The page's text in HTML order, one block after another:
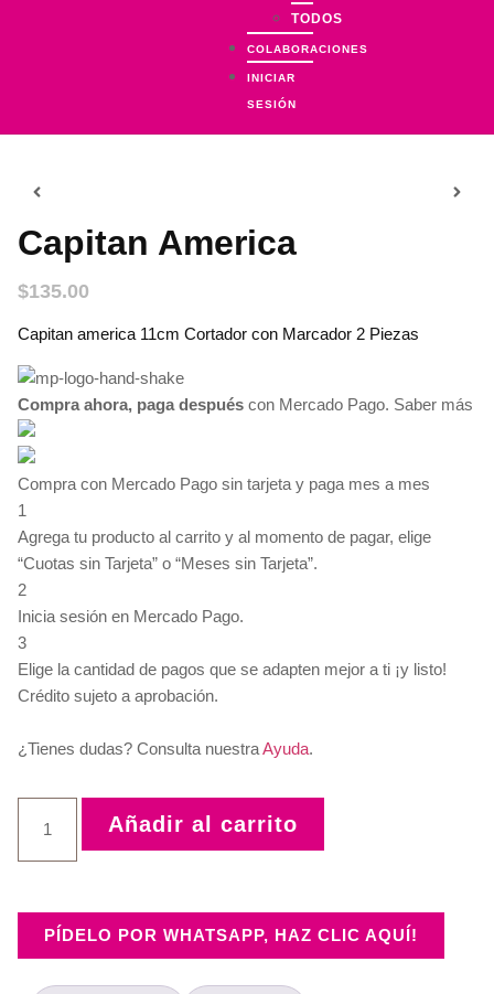
TODOS
COLABORACIONES
INICIAR
SESIÓN
Capitan America
$135.00
Capitan america 11cm Cortador con Marcador 2 Piezas
Compra ahora, paga después con Mercado Pago. Saber más
Compra con Mercado Pago sin tarjeta y paga mes a mes
1
Agrega tu producto al carrito y al momento de pagar, elige
“Cuotas sin Tarjeta” o “Meses sin Tarjeta”.
2
Inicia sesión en Mercado Pago.
3
Elige la cantidad de pagos que se adapten mejor a ti ¡y listo!
Crédito sujeto a aprobación.
¿Tienes dudas? Consulta nuestraAyuda.
Añadir al carrito
PÍDELO POR WHATSAPP, HAZ CLIC AQUÍ!